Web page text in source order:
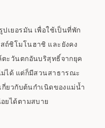
เยอรมัน เพื่อใช้เป็นที่พัก
ถ์ชิโมโนฮาชิ และยังคง
ตะวันตกอันบริสุทธิ์จากยุค
ได้ แต่ก็มีสวนสาธารณะ
กี่ยวกับต้นกำเนิดของแม่น้ำ
ยได้ตามสบาย